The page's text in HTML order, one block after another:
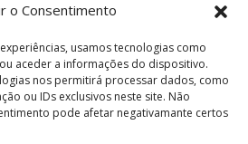
o Consentimento
usamos tecnologias como
aceder a informações do dispositivo.
nos permitirá processar dados, como
ou IDs exclusivos neste site. Não
pode afetar negativamante certos